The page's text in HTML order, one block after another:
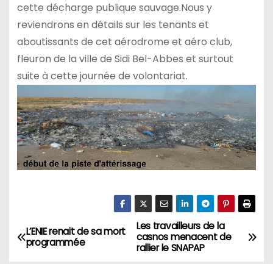
cette décharge publique sauvage.Nous y
reviendrons en détails sur les tenants et
aboutissants de cet aérodrome et aéro club,
fleuron de la ville de Sidi Bel-Abbes et surtout
suite à cette journée de volontariat.
N
Les travailleurs de la
casnos menacent de
rallier le SNAPAP
L’ENIE renait de sa mort
programmée